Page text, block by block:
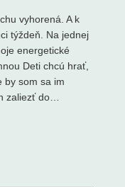
vyhorená. A k
týždeň. Na jednej
energetické
Deti chcú hrať,
by som sa im
zaliezť do…